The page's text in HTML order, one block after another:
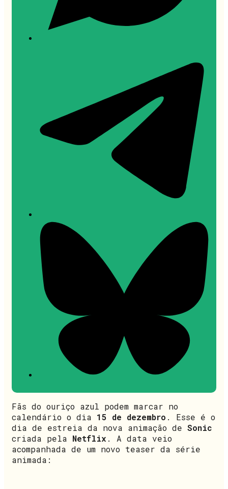
Fãs do ouriço azul podem marcar no
calendário o dia 15 de dezembro . Esse é o
dia de estreia da nova animação de Sonic
criada pela Netflix . A data veio
acompanhada de um novo teaser da série
animada: